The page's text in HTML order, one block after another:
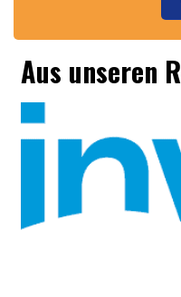
Aus unseren